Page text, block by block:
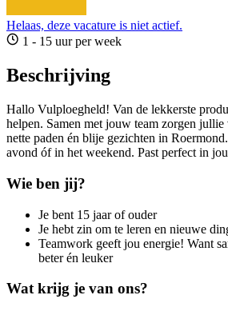
Helaas, deze vacature is niet actief.
1 - 15 uur per week
Beschrijving
Hallo Vulploegheld! Van de lekkerste
helpen. Samen met jouw team zorgen
nette paden én blije gezichten in
avond óf in het weekend. Past perfect in
Wie ben jij?
Je bent 15 jaar of ouder
Je hebt zin om te leren en nieuwe
Teamwork geeft jou energie! Want
beter én leuker
Wat krijg je van ons?